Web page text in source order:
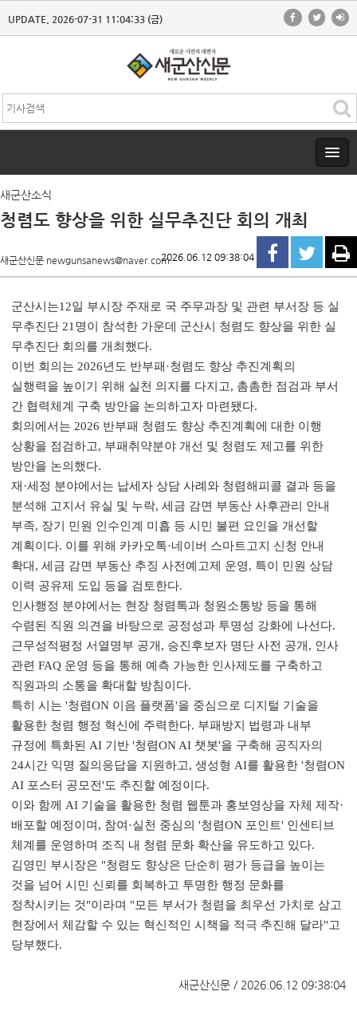
UPDATE. 2026-07-31 11:04:33 (금)
새군산소식
청렴도 향상을 위한 실무추진단 회의 개최
새군산신문 newgunsanews@naver.com2026.06.12 09:38:04
군산시는12일 부시장 주재로 국 주무과장 및 관련 부서장 등 실
무추진단 21 명이 참석한 가운데 군산시 청렴도 향상을 위한 실
무추진단 회의를 개최했다.
이번 회의는 2026년도 반부패 ·청렴도 향상 추진계획의
실행력을 높이기 위해 실천 의지를 다지고, 촘촘한 점검과 부서
간 협력체계 구축 방안을 논의하고자 마련됐다.
회의에서는 2026 반부패 청렴도 향상 추진계획에 대한 이행
상황을 점검하고, 부패취약분야 개선 및 청렴도 제고를 위한
방안을 논의했다.
재 ·세정 분야에서는 납세자 상담 사례와 청렴해피콜 결과 등을
분석해 고지서 유실 및 누락, 세금 감면 부동산 사후관리 안내
부족, 장기 민원 인수인계 미흡 등 시민 불편 요인을 개선할
계획이다. 이를 위해 카카오톡·네이버 스마트고지 신청 안내
확대 , 세금 감면 부동산 추징 사전예고제 운영, 특이 민원 상담
이력 공유제 도입 등을 검토한다.
인사행정 분야에서는 현장 청렴톡과 청원소통방 등을 통해
수렴된 직원 의견을 바탕으로 공정성과 투명성 강화에 나선다.
근무성적평정 서열명부 공개 , 승진후보자 명단 사전 공개 , 인사
관련 FAQ 운영 등을 통해 예측 가능한 인사제도를 구축하고
직원과의 소통을 확대할 방침이다.
특히 시는 '청렴ON 이음 플랫폼'을 중심으로 디지털 기술을
활용한 청렴 행정 혁신에 주력한다. 부패방지 법령과 내부
규정에 특화된 AI 기반 '청렴ON AI 챗봇'을 구축해 공직자의
24시간 익명 질의응답을 지원하고, 생성형 AI를 활용한 '청렴ON
AI 포스터 공모전'도 추진할 예정이다.
이와 함께 AI 기술을 활용한 청렴 웹툰과 홍보영상을 자체 제작·
배포할 예정이며 , 참여 ·실천 중심의 '청렴ON 포인트' 인센티브
체계를 운영하며 조직 내 청렴 문화 확산을 유도하고 있다.
김영민 부시장은 "청렴도 향상은 단순히 평가 등급을 높이는
것을 넘어 시민 신뢰를 회복하고 투명한 행정 문화를
정착시키는 것"이라며 "모든 부서가 청렴을 최우선 가치로 삼고
현장에서 체감할 수 있는 혁신적인 시책을 적극 추진해 달라"고
당부했다.
새군산신문 / 2026.06.12 09:38:04